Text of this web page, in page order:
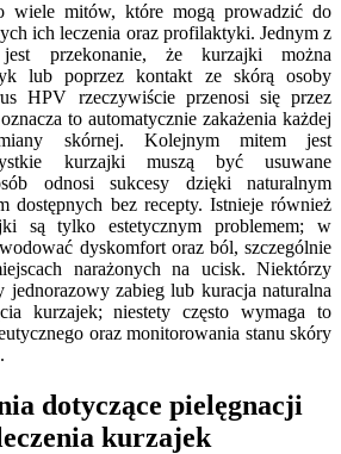
wiele mitów, które mogą prowadzić do
ich leczenia oraz profilaktyki. Jednym z
jest przekonanie, że kurzajki można
lub poprzez kontakt ze skórą osoby
HPV rzeczywiście przenosi się przez
to automatycznie zakażenia każdej
skórnej. Kolejnym mitem jest
kurzajki muszą być usuwane
odnosi sukcesy dzięki naturalnym
dostępnych bez recepty. Istnieje również
są tylko estetycznym problemem; w
dyskomfort oraz ból, szczególnie
narażonych na ucisk. Niektórzy
jednorazowy zabieg lub kuracja naturalna
kurzajek; niestety często wymaga to
oraz monitorowania stanu skóry
dotyczące pielęgnacji
kurzajek